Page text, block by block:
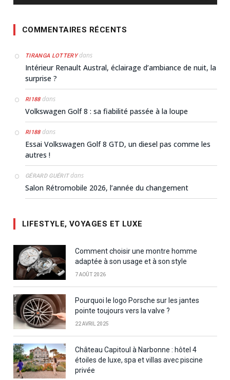
COMMENTAIRES RÉCENTS
TIRANGA LOTTERYdans
Intérieur Renault Austral, éclairage d’ambiance de nuit, la
surprise ?
RI188dans
Volkswagen Golf 8 : sa fiabilité passée à la loupe
RI188dans
Essai Volkswagen Golf 8 GTD, un diesel pas comme les
autres !
GÉRARD GUÉRITdans
Salon Rétromobile 2026, l’année du changement
LIFESTYLE, VOYAGES ET LUXE
Comment choisir une montre homme
adaptée à son usage et à son style
7 AOÛT 2026
Pourquoi le logo Porsche sur les jantes
pointe toujours vers la valve ?
22 AVRIL 2025
Château Capitoul à Narbonne : hôtel 4
étoiles de luxe, spa et villas avec piscine
privée